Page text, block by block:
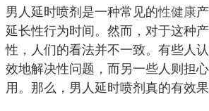
男人延时喷剂是一种常见的性健康
延长性行为时间。然而，对于这种
性，人们的看法并不一致。有些人
效地解决性问题，而另一些人则担
用。那么，男人延时喷剂真的有效